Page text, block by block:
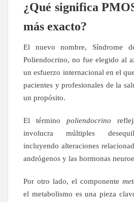
¿Qué significa
más exacto?
El nuevo nombre, Síndrome
Poliendocrino, no fue elegido al
un esfuerzo internacional en el
pacientes y profesionales de la
un propósito.
El término poliendocrino
involucra múltiples
incluyendo alteraciones
andrógenos y las hormonas
Por otro lado, el componente
el metabolismo es una pieza